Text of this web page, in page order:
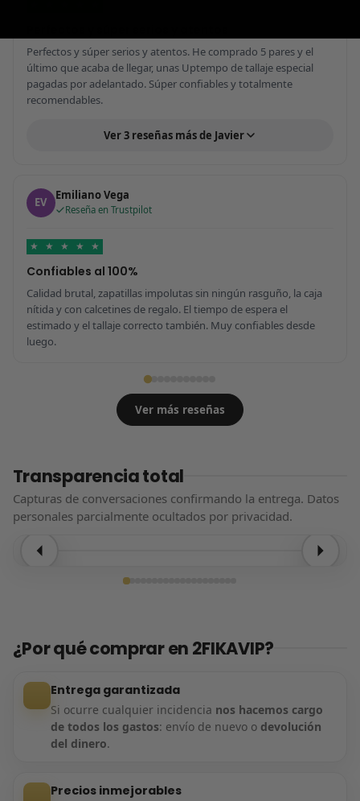
Perfectos y súper serios y atentos. He comprado 5 pares y el
último que acaba de llegar, unas Uptempo de tallaje especial
pagadas por adelantado. Súper confiables y totalmente
recomendables.
Ver 3 reseñas más de Javier
EV Emiliano Vega
Reseña en Trustpilot
★ ★ ★ ★ ★
Confiables al 100%
Calidad brutal, zapatillas impolutas sin ningún rasguño, la caja
nítida y con calcetines de regalo. El tiempo de espera el
estimado y el tallaje correcto también. Muy confiables desde
luego.
Ver más reseñas
Transparencia total
Capturas de conversaciones confirmando la entrega. Datos
personales parcialmente ocultados por privacidad.
¿Por qué comprar en 2FIKAVIP?
Entrega garantizada
Si ocurre cualquier incidencia nos hacemos cargo
de todos los gastos: envío de nuevo o devolución
del dinero.
Precios inmejorables